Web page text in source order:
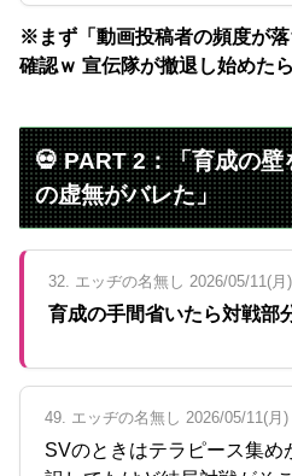
※まず「動画投稿者の頻度が
確認ｗ 宣伝隊が撤退し始めた
💀 PART 2：「育成の
の虚無がバレた」
32. エッヂの名無し 2026/05/11(月
育成の手間省いたら対戦部
49. エッヂの名無し 2026/05/11(月
SVのときはテラピース集め